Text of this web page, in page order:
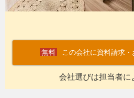
この会社に資料請求
会社選びは担当者に